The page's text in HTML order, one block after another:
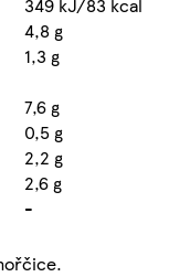
4,8 g
1,3 g
7,6 g
0,5 g
2,2 g
2,6 g
-